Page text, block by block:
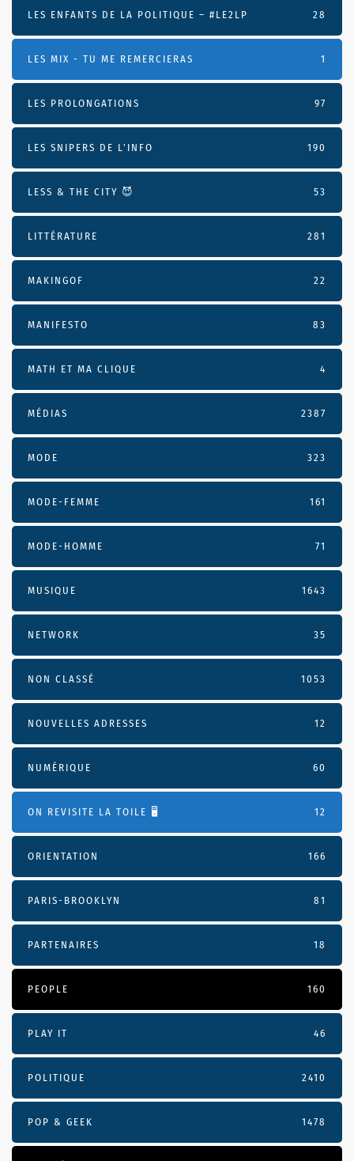
LES ENFANTS DE LA POLITIQUE – #LE2LP 28
LES MIX - TU ME REMERCIERAS 1
LES PROLONGATIONS 97
LES SNIPERS DE L’INFO 190
LESS & THE CITY 😈 53
LITTÉRATURE 281
MAKINGOF 22
MANIFESTO 83
MATH ET MA CLIQUE 4
MÉDIAS 2387
MODE 323
MODE-FEMME 161
MODE-HOMME 71
MUSIQUE 1643
NETWORK 35
NON CLASSÉ 1053
NOUVELLES ADRESSES 12
NUMÉRIQUE 60
ON REVISITE LA TOILE 🖥️ 12
ORIENTATION 166
PARIS-BROOKLYN 81
PARTENAIRES 18
PEOPLE 160
PLAY IT 46
POLITIQUE 2410
POP & GEEK 1478